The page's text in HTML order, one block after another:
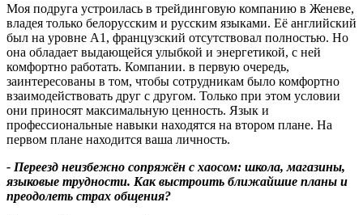
Моя подруга устроилась в трейдинговую компанию в Женеве,
владея только белорусским и русским языками. Её английский
был на уровне А1, французский отсутствовал полностью. Но
она обладает выдающейся улыбкой и энергетикой, с ней
комфортно работать. Компании. в первую очередь,
заинтересованы в том, чтобы сотрудникам было комфортно
взаимодействовать друг с другом. Только при этом условии
они приносят максимальную ценность. Язык и
профессиональные навыки находятся на втором плане. На
первом плане находится ваша личность.
- Переезд неизбежно сопряжён с хаосом: школа,магазины,
языковые трудности. Как выстроить ближайшие планы и
преодолеть страх общения?